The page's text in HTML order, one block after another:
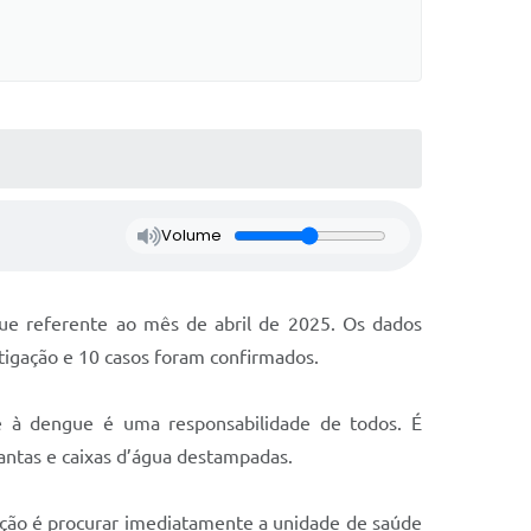
Volume
referente ao mês de abril de 2025. Os dados
e 10 casos foram confirmados.
dengue é uma responsabilidade de todos. É
e caixas d’água destampadas.
é procurar imediatamente a unidade de saúde